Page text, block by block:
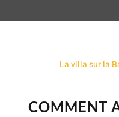
La villa sur la
COMMENT